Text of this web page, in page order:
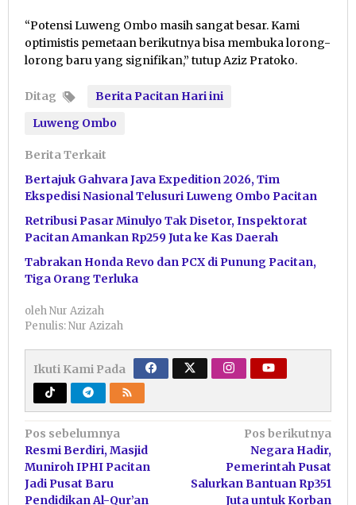
“Potensi Luweng Ombo masih sangat besar. Kami
optimistis pemetaan berikutnya bisa membuka lorong-
lorong baru yang signifikan,” tutup Aziz Pratoko.
Ditag
Berita Pacitan Hari ini
Luweng Ombo
Berita Terkait
Bertajuk Gahvara Java Expedition 2026, Tim
Ekspedisi Nasional Telusuri Luweng Ombo Pacitan
Retribusi Pasar Minulyo Tak Disetor, Inspektorat
Pacitan Amankan Rp259 Juta ke Kas Daerah
Tabrakan Honda Revo dan PCX di Punung Pacitan,
Tiga Orang Terluka
olehNur Azizah
Penulis: Nur Azizah
Ikuti Kami Pada
Navigasi
pos
Pos sebelumnya
Resmi Berdiri, Masjid
Muniroh IPHI Pacitan
Jadi Pusat Baru
Pendidikan Al-Qur’an
Pos berikutnya
Negara Hadir,
Pemerintah Pusat
Salurkan Bantuan Rp351
Juta untuk Korban